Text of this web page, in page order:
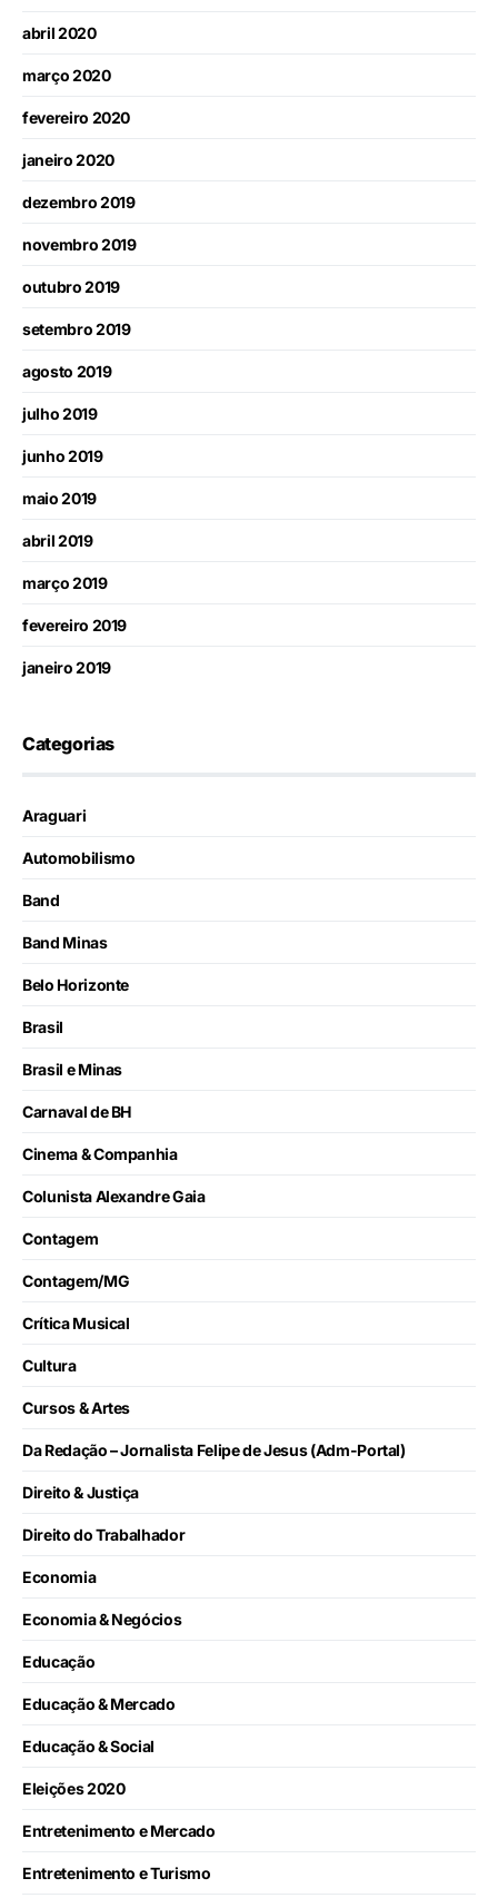
abril 2020
março 2020
fevereiro 2020
janeiro 2020
dezembro 2019
novembro 2019
outubro 2019
setembro 2019
agosto 2019
julho 2019
junho 2019
maio 2019
abril 2019
março 2019
fevereiro 2019
janeiro 2019
Categorias
Araguari
Automobilismo
Band
Band Minas
Belo Horizonte
Brasil
Brasil e Minas
Carnaval de BH
Cinema & Companhia
Colunista Alexandre Gaia
Contagem
Contagem/MG
Crítica Musical
Cultura
Cursos & Artes
Da Redação – Jornalista Felipe de Jesus (Adm-Portal)
Direito & Justiça
Direito do Trabalhador
Economia
Economia & Negócios
Educação
Educação & Mercado
Educação & Social
Eleições 2020
Entretenimento e Mercado
Entretenimento e Turismo